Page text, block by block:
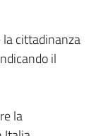
la cittadinanza
il
la